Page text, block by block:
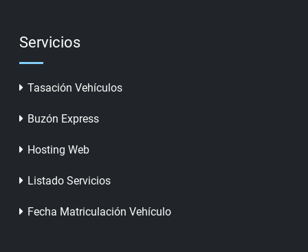
Servicios
Tasación Vehículos
Buzón Express
Hosting Web
Listado Servicios
Fecha Matriculación Vehículo